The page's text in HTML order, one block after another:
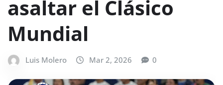
asaltar el Clásico
Mundial
Luis Molero Mar 2, 2026 0